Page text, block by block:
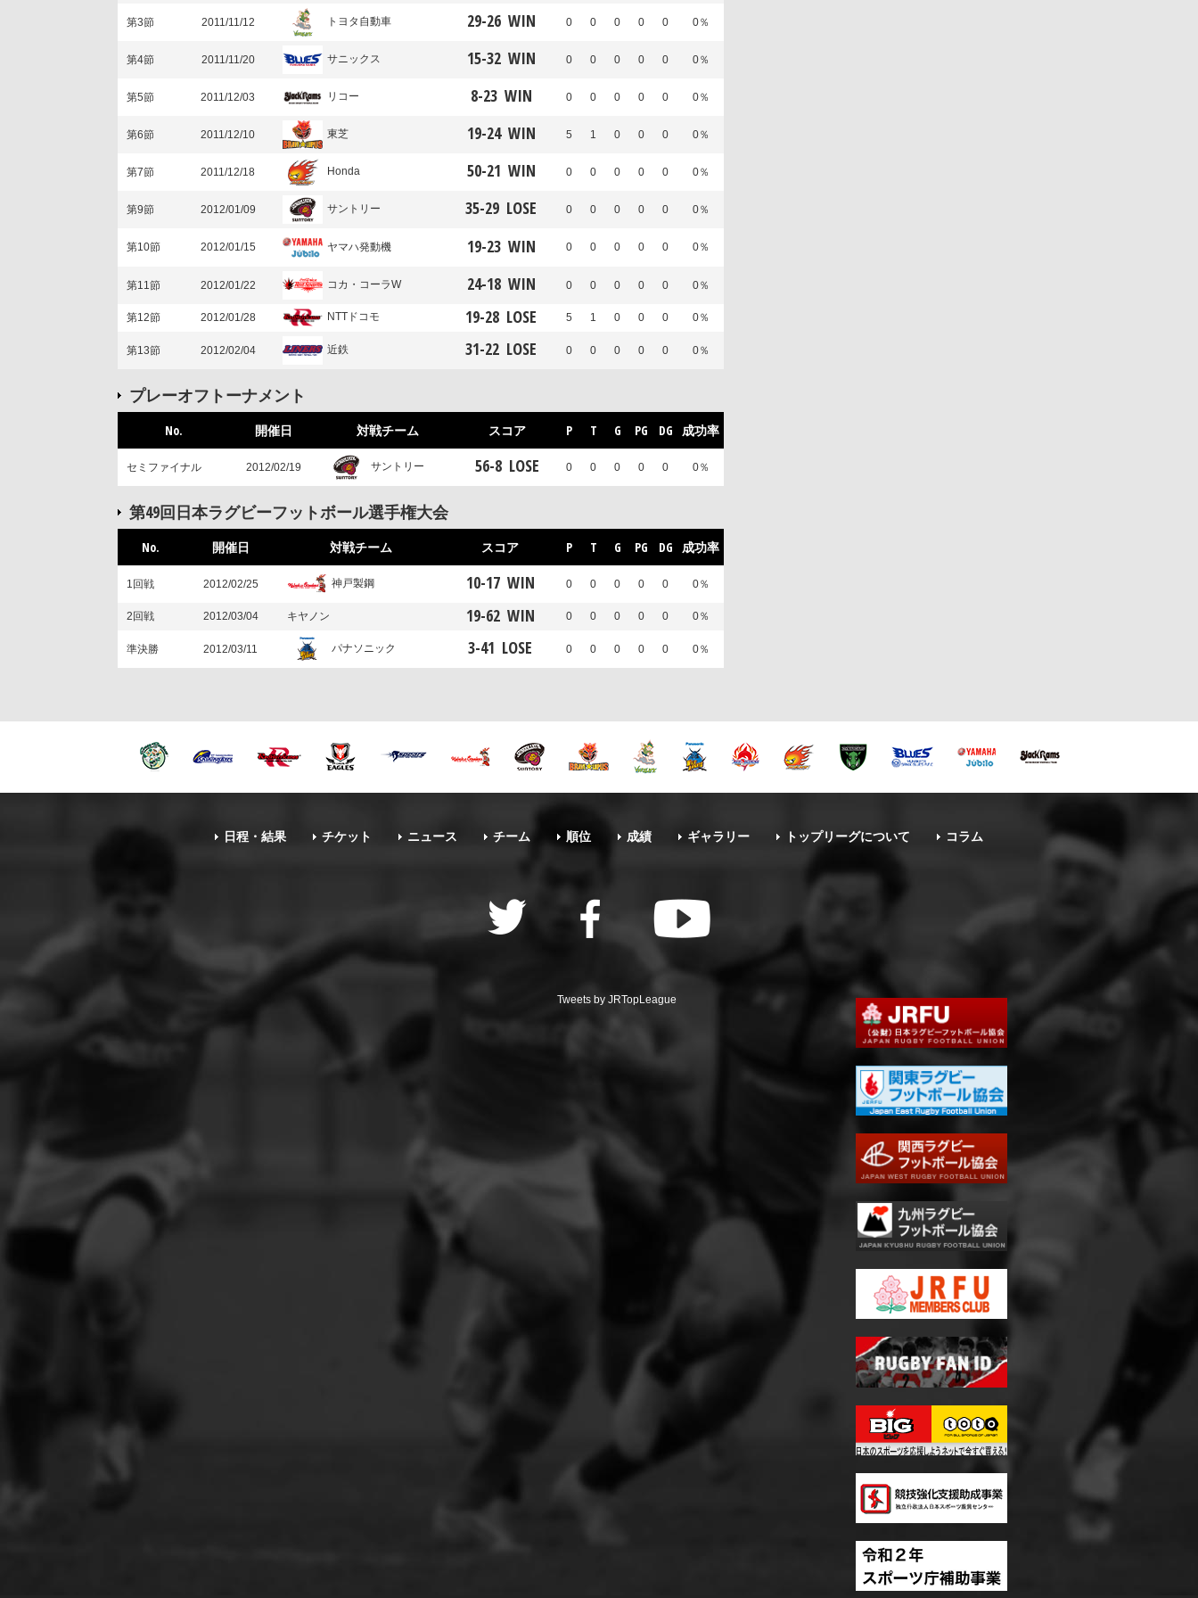
第3節 2011/11/12 トヨタ自動車 29-26 WIN 0 0 0 0 0 0％
第4節 2011/11/20 サニックス 15-32 WIN 0 0 0 0 0 0％
第5節 2011/12/03 リコー 8-23 WIN 0 0 0 0 0 0％
第6節 2011/12/10 東芝 19-24 WIN 5 1 0 0 0 0％
第7節 2011/12/18 Honda 50-21 WIN 0 0 0 0 0 0％
第9節 2012/01/09 サントリー 35-29 LOSE 0 0 0 0 0 0％
第10節 2012/01/15 ヤマハ発動機 19-23 WIN 0 0 0 0 0 0％
第11節 2012/01/22 コカ・コーラW 24-18 WIN 0 0 0 0 0 0％
第12節 2012/01/28 NTTドコモ 19-28 LOSE 5 1 0 0 0 0％
第13節 2012/02/04 近鉄 31-22 LOSE 0 0 0 0 0 0％
プレーオフトーナメント
No. 開催日 対戦チーム スコア P T G PG DG 成功率
セミファイナル 2012/02/19 サントリー 56-8 LOSE 0 0 0 0 0 0％
第49回日本ラグビーフットボール選手権大会
No. 開催日 対戦チーム スコア P T G PG DG 成功率
1回戦 2012/02/25 神戸製鋼 10-17 WIN 0 0 0 0 0 0％
2回戦 2012/03/04 キヤノン 19-62 WIN 0 0 0 0 0 0％
準決勝 2012/03/11 パナソニック 3-41 LOSE 0 0 0 0 0 0％
日程・結果 チケット ニュース チーム 順位 成績 ギャラリー トップリーグについて コラム
Tweets by JRTopLeague